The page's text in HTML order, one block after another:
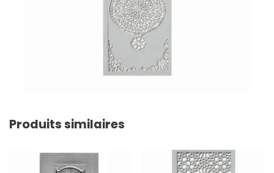
Produits similaires